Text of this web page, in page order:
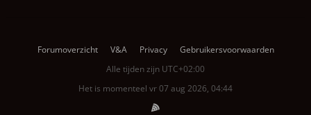
Forumoverzicht V&A Privacy
Gebruikersvoorwaarden
Alle tijden zijn UTC+02:00
Het is momenteel vr 07 aug 2026, 04:44